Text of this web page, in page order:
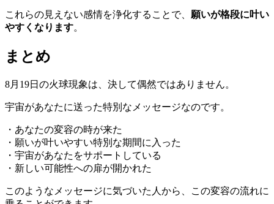
これらの見えない感情を浄化することで、 願いが格段に叶い
やすくなります。
まとめ
8月19日の火球現象は、決して偶然ではありません。
宇宙があなたに送った特別なメッセージなのです。
・あなたの変容の時が来た
・願いが叶いやすい特別な期間に入った
・宇宙があなたをサポートしている
・新しい可能性への扉が開かれた
このようなメッセージに気づいた人から、この変容の流れに